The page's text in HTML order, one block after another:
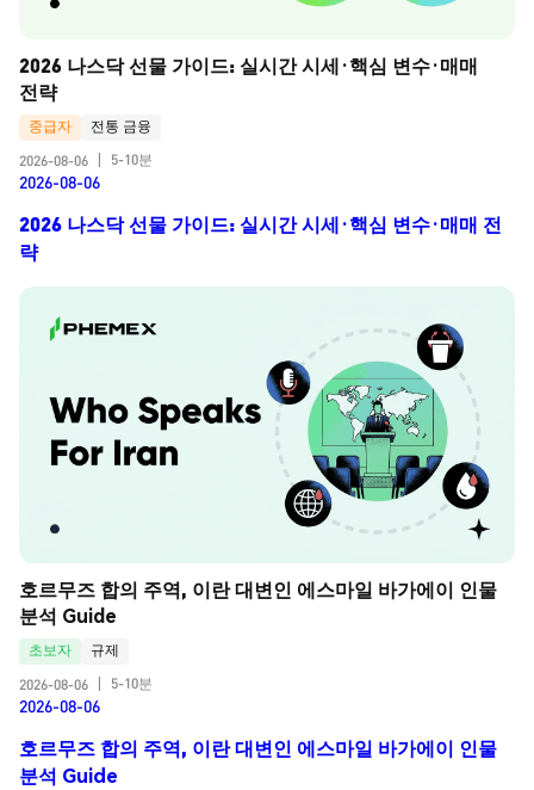
2026 나스닥 선물 가이드: 실시간 시세·핵심 변수·매매
전략
중급자
전통 금융
2026-08-06
5-10분
2026-08-06
2026 나스닥 선물 가이드: 실시간 시세·핵심 변수·매매 전
략
호르무즈 합의 주역, 이란 대변인 에스마일 바가에이 인물
분석 Guide
초보자
규제
2026-08-06
5-10분
2026-08-06
호르무즈 합의 주역, 이란 대변인 에스마일 바가에이 인물
분석 Guide